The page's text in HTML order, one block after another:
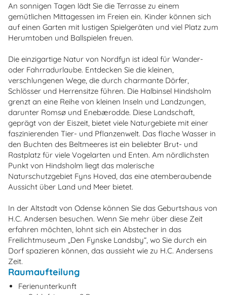
An sonnigen Tagen lädt Sie die Terrasse zu einem
gemütlichen Mittagessen im Freien ein. Kinder können sich
auf einen Garten mit lustigen Spielgeräten und viel Platz zum
Herumtoben und Ballspielen freuen.
Die einzigartige Natur von Nordfyn ist ideal für Wander-
oder Fahrradurlaube. Entdecken Sie die kleinen,
verschlungenen Wege, die durch charmante Dörfer,
Schlösser und Herrensitze führen. Die Halbinsel Hindsholm
grenzt an eine Reihe von kleinen Inseln und Landzungen,
darunter Romsø und Enebærodde. Diese Landschaft,
geprägt von der Eiszeit, bietet viele Naturgebiete mit einer
faszinierenden Tier- und Pflanzenwelt. Das flache Wasser in
den Buchten des Beltmeeres ist ein beliebter Brut- und
Rastplatz für viele Vogelarten und Enten. Am nördlichsten
Punkt von Hindsholm liegt das malerische
Naturschutzgebiet Fyns Hoved, das eine atemberaubende
Aussicht über Land und Meer bietet.
In der Altstadt von Odense können Sie das Geburtshaus von
H.C. Andersen besuchen. Wenn Sie mehr über diese Zeit
erfahren möchten, lohnt sich ein Abstecher in das
Freilichtmuseum „Den Fynske Landsby“, wo Sie durch ein
Dorf spazieren können, das aussieht wie zu H.C. Andersens
Zeit.
Raumaufteilung
Ferienunterkunft